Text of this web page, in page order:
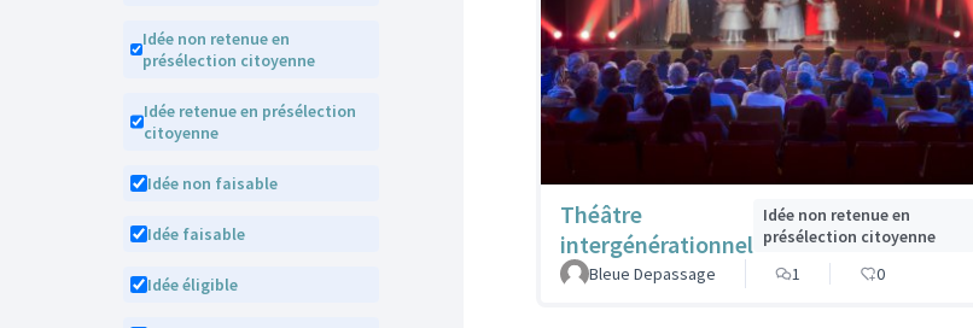
Idée non retenue en
présélection citoyenne
Idée retenue en présélection
citoyenne
Idée non faisable
Idée faisable
Idée éligible
Théâtre
intergénérationnel
Idée non retenue en
présélection citoyenne
Bleue Depassage
1 0